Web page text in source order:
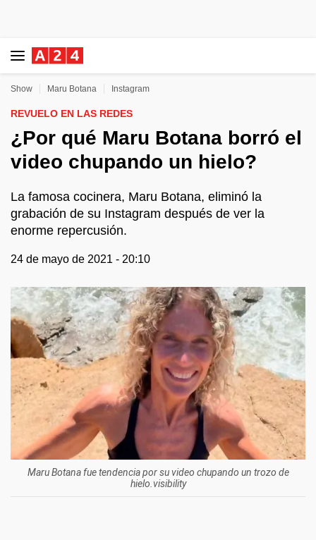
Show Maru Botana Instagram
REVUELO EN LAS REDES
¿Por qué Maru Botana borró el
video chupando un hielo?
La famosa cocinera, Maru Botana, eliminó la
grabación de su Instagram después de ver la
enorme repercusión.
24 de mayo de 2021 - 20:10
Maru Botana fue tendencia por su video chupando un trozo de
hielo.visibility